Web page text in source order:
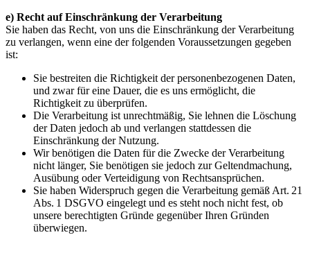
e) Recht auf Einschränkung der Verarbeitung
Sie haben das Recht, von uns die Einschränkung der Verarbeitung
zu verlangen, wenn eine der folgenden Voraussetzungen gegeben
ist:
Sie bestreiten die Richtigkeit der personenbezogenen Daten,
und zwar für eine Dauer, die es uns ermöglicht, die
Richtigkeit zu überprüfen.
Die Verarbeitung ist unrechtmäßig, Sie lehnen die Löschung
der Daten jedoch ab und verlangen stattdessen die
Einschränkung der Nutzung.
Wir benötigen die Daten für die Zwecke der Verarbeitung
nicht länger, Sie benötigen sie jedoch zur Geltendmachung,
Ausübung oder Verteidigung von Rechtsansprüchen.
Sie haben Widerspruch gegen die Verarbeitung gemäß Art. 21
Abs. 1 DSGVO eingelegt und es steht noch nicht fest, ob
unsere berechtigten Gründe gegenüber Ihren Gründen
überwiegen.